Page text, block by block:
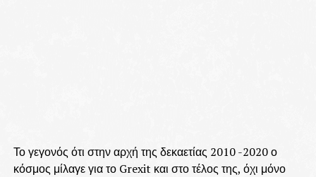
Το γεγονός ότι στην αρχή της δεκαετίας 2010 -2020 ο
κόσμος μίλαγε για το Grexit και στο τέλος της, όχι μόνο